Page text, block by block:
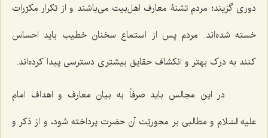
دوری گزیند؛ مردم تشنۀ معارف اهل‌بیت می‌باشند و از تکرار مکرّرات
خسته شده‌اند. مردم پس از استماع سخنان خطیب باید احساس
کنند به درک بهتر و انکشاف حقایق بیشتری دسترسی پیدا کرده‌اند.
در این مجالس باید صرفاً به بیان معارف و اهداف امام
علیه السّلام و مطالبی بر محوریّت آن حضرت پرداخته شود، و از ذکر و